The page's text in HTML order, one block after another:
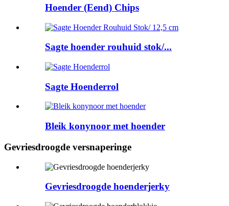
Hoender (Eend) Chips
Sagte hoender rouhuid stok/...
Sagte Hoenderrol
Bleik konynoor met hoender
Gevriesdroogde versnaperinge
Gevriesdroogde hoenderjerky